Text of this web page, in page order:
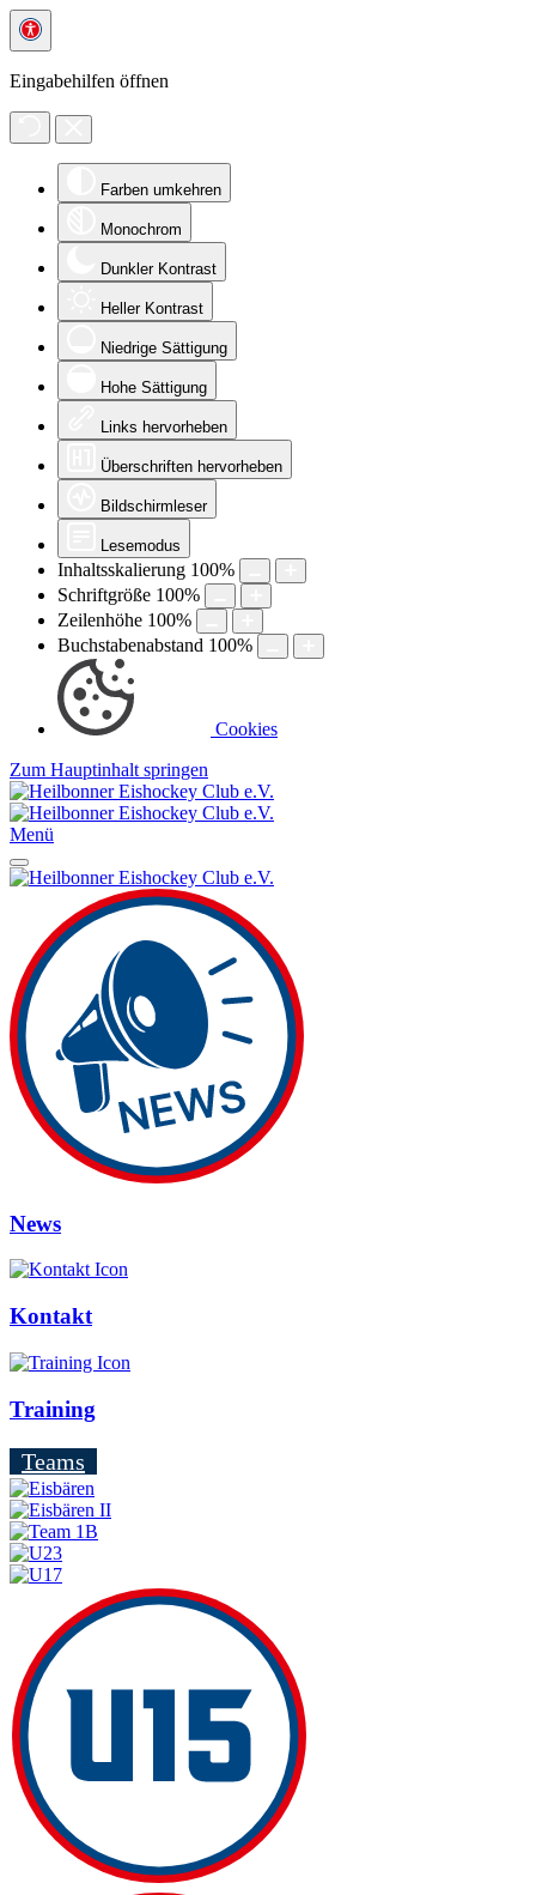
Eingabehilfen öffnen
Farben umkehren
Monochrom
Dunkler Kontrast
Heller Kontrast
Niedrige Sättigung
Hohe Sättigung
Links hervorheben
Überschriften hervorheben
Bildschirmleser
Lesemodus
Inhaltsskalierung 100%
Schriftgröße 100%
Zeilenhöhe 100%
Buchstabenabstand 100%
Cookies
Zum Hauptinhalt springen
Menü
News
Kontakt
Training
Teams